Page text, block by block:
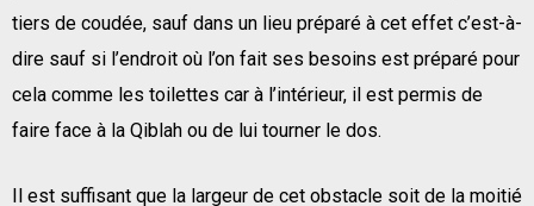
tiers de coudée, sauf dans un lieu préparé à cet effet c’est-à-
dire sauf si l’endroit où l’on fait ses besoins est préparé pour
cela comme les toilettes car à l’intérieur, il est permis de
faire face à la Qiblah ou de lui tourner le dos.
Il est suffisant que la largeur de cet obstacle soit de la moitié